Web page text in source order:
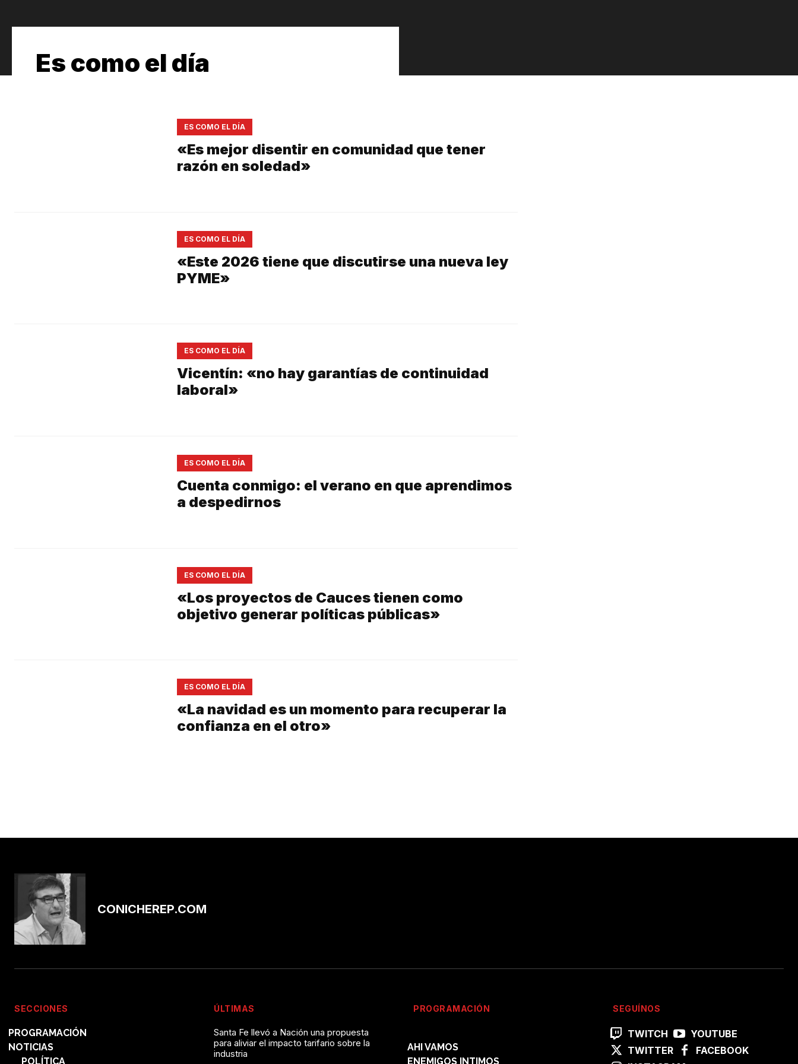
Es como el día
ES COMO EL DÍA
«Es mejor disentir en comunidad que tener
razón en soledad»
ES COMO EL DÍA
«Este 2026 tiene que discutirse una nueva ley
PYME»
ES COMO EL DÍA
Vicentín: «no hay garantías de continuidad
laboral»
ES COMO EL DÍA
Cuenta conmigo: el verano en que aprendimos
a despedirnos
ES COMO EL DÍA
«Los proyectos de Cauces tienen como
objetivo generar políticas públicas»
ES COMO EL DÍA
«La navidad es un momento para recuperar la
confianza en el otro»
CONICHEREP.COM
SECCIONES
PROGRAMACIÓN
NOTICIAS
POLÍTICA
ÚLTIMAS
Santa Fe llevó a Nación una propuesta
para aliviar el impacto tarifario sobre la
industria
PROGRAMACIÓN
AHI VAMOS
ENEMIGOS INTIMOS
SEGUÍNOS
TWITCH
YOUTUBE
TWITTER
FACEBOOK